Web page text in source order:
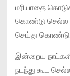
மரியாதை
கொண்டு செல்ல
செய்து கொண்டு
இன்றைய
நடந்து கூட